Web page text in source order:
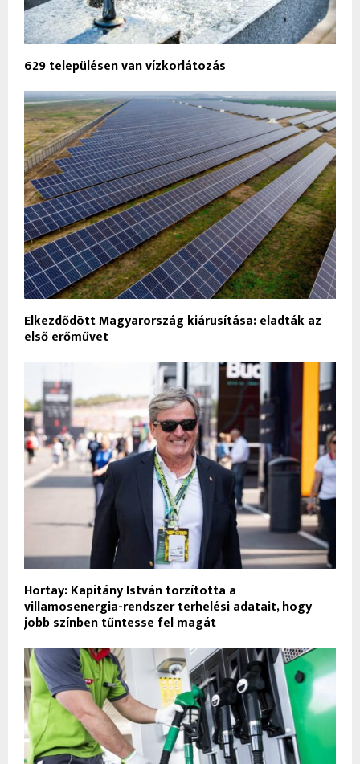
629 településen van vízkorlátozás
Elkezdődött Magyarország kiárusítása: eladták az
első erőművet
Hortay: Kapitány István torzította a
villamosenergia-rendszer terhelési adatait, hogy
jobb színben tűntesse fel magát